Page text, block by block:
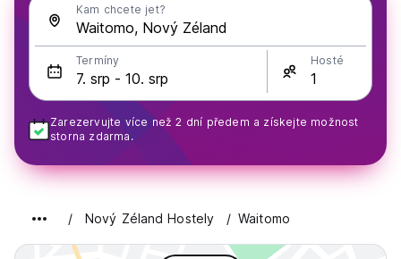
Kam chcete jet?
Termíny Hosté
Zarezervujte více než 2 dní předem a získejte možnost
storna zdarma.
Nový Zéland Hostely Waitomo